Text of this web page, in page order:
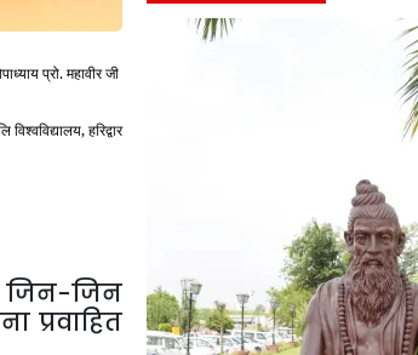
प्रो. महावीर जी
हरिद्वार
जिन-जिन
प्रवाहित